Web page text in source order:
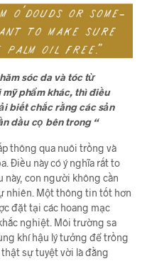
sóc da và tóc từ
mỹ phẩm khác, thì điều
biết chắc rằng các sản
dầu cọ bên trong “
thông qua nuôi trồng và
Điều này có ý nghĩa rất to
này, con người không cần
nhiên. Một thông tin tốt hơn
đặt tại các hoang mạc
nghiệt. Môi trường sa
khí hậu lý tưởng để trồng
sự tuyệt vời là đằng